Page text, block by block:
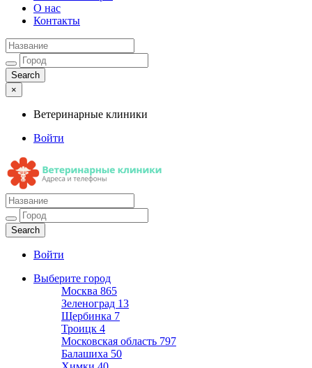
О нас
Контакты
×
Ветеринарные клиники
Войти
Ветеринарные клиники
Адреса и телефоны
Войти
Выберите город
Москва 865
Зеленоград 13
Щербинка 7
Троицк 4
Московская область 797
Балашиха 50